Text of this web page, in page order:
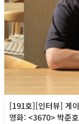
[191호][인터뷰] 게
영화: <3670> 박준